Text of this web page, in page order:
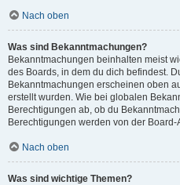
Nach oben
Was sind Bekanntmachungen?
Bekanntmachungen beinhalten meist
des Boards, in dem du dich befindest.
Bekanntmachungen erscheinen oben
erstellt wurden. Wie bei globalen
Berechtigungen ab, ob du
Berechtigungen werden von der
Nach oben
Was sind wichtige Themen?